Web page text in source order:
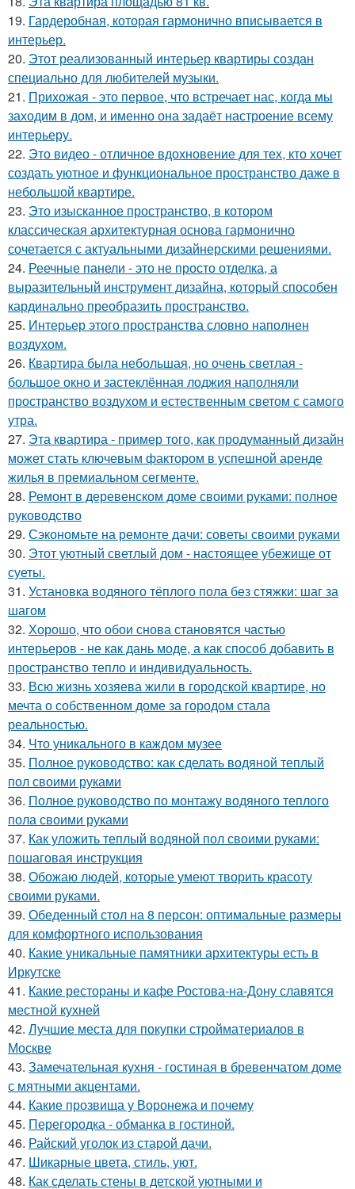
19. Гардеробная, которая гармонично вписывается в
интерьер.
20. Этот реализованный интерьер квартиры создан
специально для любителей музыки.
21. Прихожая - это первое, что встречает нас, когда мы
заходим в дом, и именно она задаёт настроение всему
интерьеру.
22. Это видео - отличное вдохновение для тех, кто хочет
создать уютное и функциональное пространство даже в
небольшой квартире.
23. Это изысканное пространство, в котором
классическая архитектурная основа гармонично
сочетается с актуальными дизайнерскими решениями.
24. Реечные панели - это не просто отделка, а
выразительный инструмент дизайна, который способен
кардинально преобразить пространство.
25. Интерьер этого пространства словно наполнен
воздухом.
26. Квартира была небольшая, но очень светлая -
большое окно и застеклённая лоджия наполняли
пространство воздухом и естественным светом с самого
утра.
27. Эта квартира - пример того, как продуманный дизайн
может стать ключевым фактором в успешной аренде
жилья в премиальном сегменте.
28. Ремонт в деревенском доме своими руками: полное
руководство
29. Сэкономьте на ремонте дачи: советы своими руками
30. Этот уютный светлый дом - настоящее убежище от
суеты.
31. Установка водяного тёплого пола без стяжки: шаг за
шагом
32. Хорошо, что обои снова становятся частью
интерьеров - не как дань моде, а как способ добавить в
пространство тепло и индивидуальность.
33. Всю жизнь хозяева жили в городской квартире, но
мечта о собственном доме за городом стала
реальностью.
34. Что уникального в каждом музее
35. Полное руководство: как сделать водяной теплый
пол своими руками
36. Полное руководство по монтажу водяного теплого
пола своими руками
37. Как уложить теплый водяной пол своими руками:
пошаговая инструкция
38. Обожаю людей, которые умеют творить красоту
своими руками.
39. Обеденный стол на 8 персон: оптимальные размеры
для комфортного использования
40. Какие уникальные памятники архитектуры есть в
Иркутске
41. Какие рестораны и кафе Ростова-на-Дону славятся
местной кухней
42. Лучшие места для покупки стройматериалов в
Москве
43. Замечательная кухня - гостиная в бревенчатом доме
с мятными акцентами.
44. Какие прозвища у Воронежа и почему
45. Перегородка - обманка в гостиной.
46. Райский уголок из старой дачи.
47. Шикарные цвета, стиль, уют.
48. Как сделать стены в детской уютными и